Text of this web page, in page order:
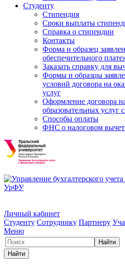
Студенту
Стипендия
Сроки выплаты
Справка о стипендии
Контакты
Форма и образец
обеспечительного
Заказать справку для
Формы и образцы
условий договора на
услуг
Оформление договора
образовательных услуг
Способы оплаты
ФНС о налоговом
Личный кабинет
Студенту Сотруднику Партнеру
Меню